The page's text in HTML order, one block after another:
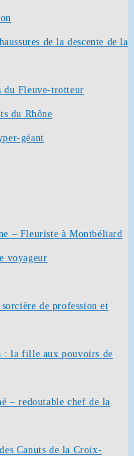
de la descente de la
du Fleuve-trotteur
du Rhône
géant
– Fleuriste à Montbéliard
voyageur
de profession et
: la fille aux pouvoirs de
– redoutable chef de la
Canuts de la Croix-